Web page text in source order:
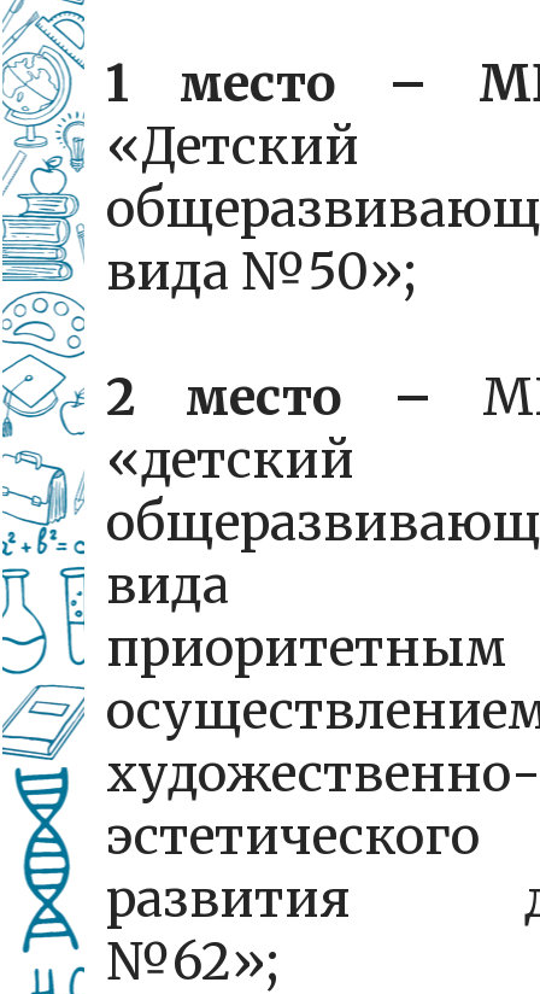
1 место –
«Детский
вида №50»;
2 место –
«детский
вида
приоритетным
художественно-
эстетического
развития
№62»;